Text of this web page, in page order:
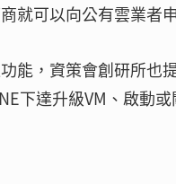
就可以向公有雲業者
能，資策會創研所
下達升級VM、啟動